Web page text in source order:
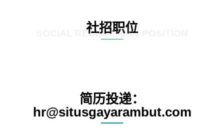
社招职位
SOCIAL RECRUIMENT POSITION
简历投递：
hr@situsgayarambut.com